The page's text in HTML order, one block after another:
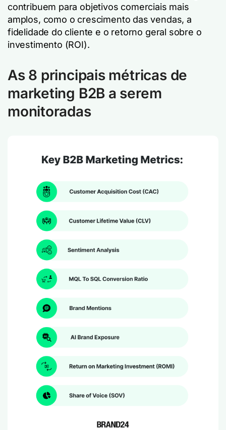
contribuem para objetivos comerciais mais
amplos, como o crescimento das vendas, a
fidelidade do cliente e o retorno geral sobre o
investimento (ROI).
As 8 principais métricas de
marketing B2B a serem
monitoradas